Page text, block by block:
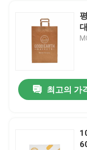
최고의 가